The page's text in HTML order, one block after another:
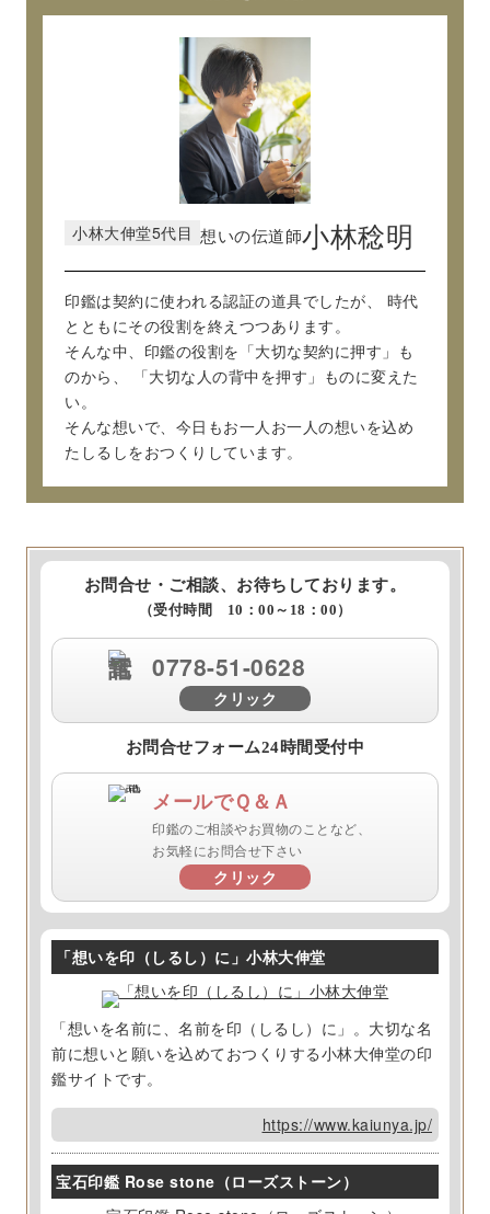
小林大伸堂5代目 想いの伝道師小林稔明
印鑑は契約に使われる認証の道具でしたが、
時代
とともにその役割を終えつつあります。
そんな中、印鑑の役割を「大切な契約に押す」も
のから、
「大切な人の背中を押す」ものに変えた
い。
そんな想いで、今日もお一人お一人の想いを込め
たしるしをおつくりしています。
お問合せ・ご相談、お待ちしております。
（受付時間 10：00～18：00）
0778-51-0628
クリック
お問合せフォーム24時間受付中
メールでＱ＆Ａ
印鑑のご相談やお買物のことなど、
お気軽にお問合せ下さい
クリック
「想いを印（しるし）に」小林大伸堂
「想いを名前に、名前を印（しるし）に」。大切な名
前に想いと願いを込めておつくりする小林大伸堂の印
鑑サイトです。
https://www.kaiunya.jp/
宝石印鑑 Rose stone（ローズストーン）